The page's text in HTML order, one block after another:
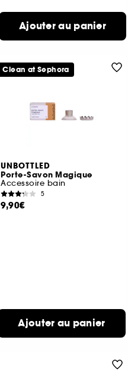
Ajouter au panier
UNBOTTLED
Porte-Savon Magique
Accessoire bain
5
9,90€
Ajouter au panier
Clean at Sephora